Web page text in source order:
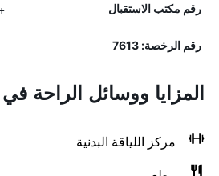
رقم مكتب الاستقبال +90 312 397 6748
رقم الرخصة: 7613
المزايا ووسائل الراحة
مركز اللياقة البدنية